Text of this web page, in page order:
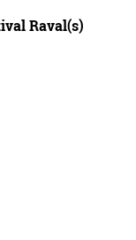
Raval(s)